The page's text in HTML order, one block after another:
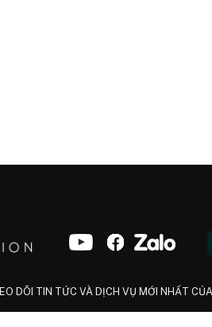
DÕI TIN TỨC VÀ DỊCH VỤ MỚI NHẤT